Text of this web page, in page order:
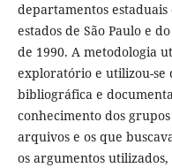
departamentos
estados de São Paulo e
de 1990. A metodologia
exploratório e utilizou-se
bibliográfica e
conhecimento dos
arquivos e os que
os argumentos utilizados,